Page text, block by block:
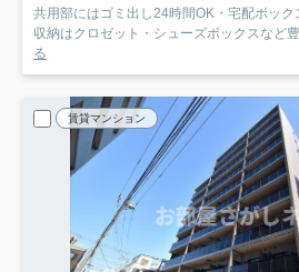
共用部にはゴミ出し24時間OK・宅配ボック
収納はクロゼット・シューズボックスなど
る
賃貸マンション